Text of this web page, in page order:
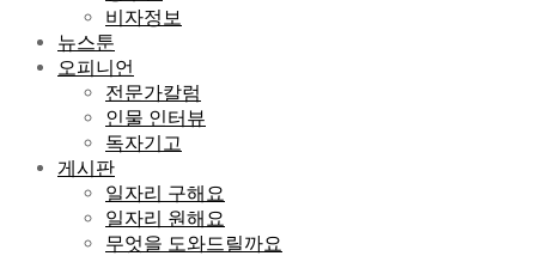
비자정보
뉴스툰
오피니언
전문가칼럼
인물 인터뷰
독자기고
게시판
일자리 구해요
일자리 원해요
무엇을 도와드릴까요